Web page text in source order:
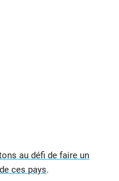
au défi de faire un
ces pays.